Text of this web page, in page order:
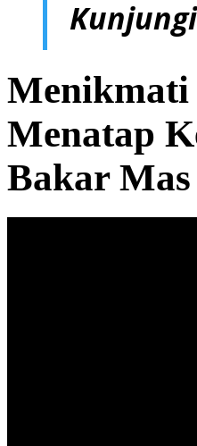
Menikmati
Menatap
Bakar